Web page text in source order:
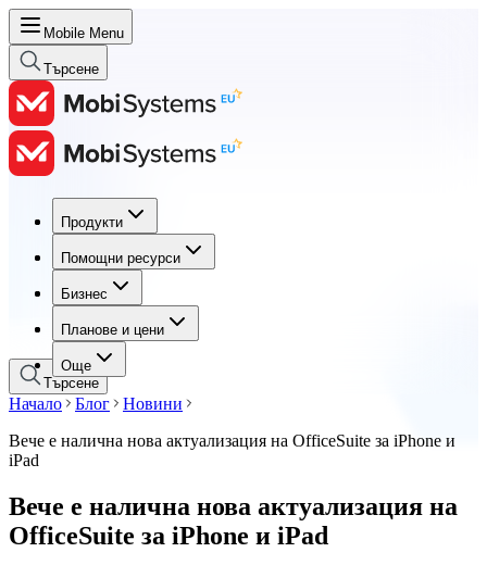
Mobile Menu
Търсене
Продукти
Помощни ресурси
Бизнес
Планове и цени
Още
Продукти
Помощни ресурси
Бизнес
Планове и цени
Търсене
Начало Блог
Новини
Вече е налична нова актуализация на OfficeSuite за iPhone и
iPad
Вече е налична нова актуализация на
OfficeSuite за iPhone и iPad